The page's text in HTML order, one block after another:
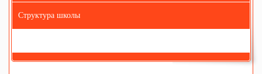
Структура школы